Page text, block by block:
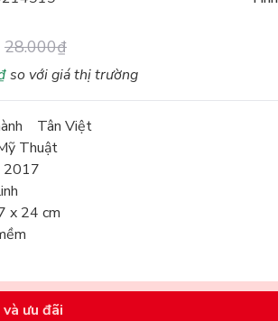
28.000₫
so với giá thị trường
Tân Việt
Thuật
2017
x 24 cm
ưu đãi